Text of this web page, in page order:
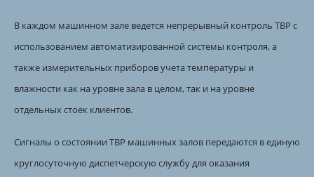
В каждом машинном зале ведется непрерывный контроль ТВР с
использованием автоматизированной системы контроля, а
также измерительных приборов учета температуры и
влажности как на уровне зала в целом, так и на уровне
отдельных стоек клиентов.
Сигналы о состоянии ТВР машинных залов передаются в единую
круглосуточную диспетчерскую службу для оказания